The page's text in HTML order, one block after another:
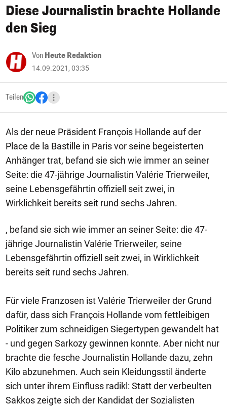
Diese Journalistin brachte Hollande
den Sieg
Von Heute Redaktion
14.09.2021, 03:35
Teilen
Als der neue Präsident François Hollande auf der
Place de la Bastille in Paris vor seine begeisterten
Anhänger trat, befand sie sich wie immer an seiner
Seite: die 47-jährige Journalistin Valérie Trierweiler,
seine Lebensgefährtin offiziell seit zwei, in
Wirklichkeit bereits seit rund sechs Jahren.
, befand sie sich wie immer an seiner Seite: die 47-
jährige Journalistin Valérie Trierweiler, seine
Lebensgefährtin offiziell seit zwei, in Wirklichkeit
bereits seit rund sechs Jahren.
Für viele Franzosen ist Valérie Trierweiler der Grund
dafür, dass sich François Hollande vom fettleibigen
Politiker zum schneidigen Siegertypen gewandelt hat
- und gegen Sarkozy gewinnen konnte. Aber nicht nur
brachte die fesche Journalistin Hollande dazu, zehn
Kilo abzunehmen. Auch sein Kleidungsstil änderte
sich unter ihrem Einfluss radikl: Statt der verbeulten
Sakkos zeigte sich der Kandidat der Sozialisten